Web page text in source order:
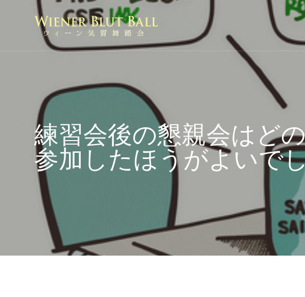
練習会後の懇親会はど
参加したほうがよいで